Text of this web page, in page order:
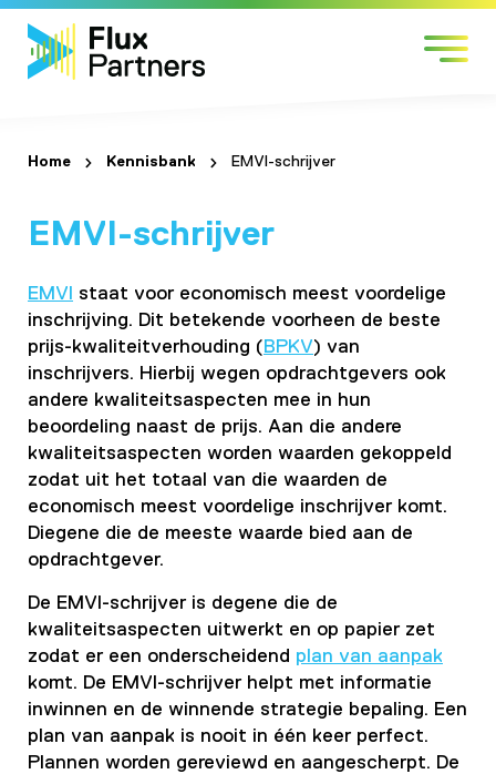
Skip
to
content
Markten
Expertises
Over Flux
Home Kennisbank EMVI-schrijver
EMVI-schrijver
EMVI
staat voor economisch meest voordelige
inschrijving. Dit betekende voorheen de beste
prijs-kwaliteitverhouding (BPKV) van
inschrijvers. Hierbij wegen opdrachtgevers ook
andere kwaliteitsaspecten mee in hun
beoordeling naast de prijs. Aan die andere
kwaliteitsaspecten worden waarden gekoppeld
zodat uit het totaal van die waarden de
economisch meest voordelige inschrijver komt.
Diegene die de meeste waarde bied aan de
opdrachtgever.
De EMVI-schrijver is degene die de
kwaliteitsaspecten uitwerkt en op papier zet
zodat er een onderscheidend plan van aanpak
komt. De EMVI-schrijver helpt met informatie
inwinnen en de winnende strategie bepaling. Een
plan van aanpak is nooit in één keer perfect.
Plannen worden gereviewd en aangescherpt. De